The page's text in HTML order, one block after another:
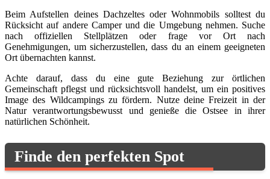
Beim Aufstellen deines Dachzeltes oder Wohnmobils solltest du
Rücksicht auf andere Camper und die Umgebung nehmen. Suche
nach offiziellen Stellplätzen oder frage vor Ort nach
Genehmigungen, um sicherzustellen, dass du an einem geeigneten
Ort übernachten kannst.
Achte darauf, dass du eine gute Beziehung zur örtlichen
Gemeinschaft pflegst und rücksichtsvoll handelst, um ein positives
Image des Wildcampings zu fördern. Nutze deine Freizeit in der
Natur verantwortungsbewusst und genieße die Ostsee in ihrer
natürlichen Schönheit.
Finde den perfekten Spot